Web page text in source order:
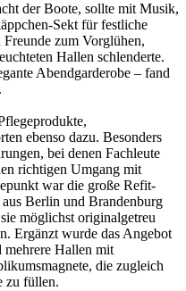
der Boote, sollte mit Musik,
Sekt für festliche
zum Vorglühen,
Hallen schlenderte.
Abendgarderobe – fand
ebenso dazu. Besonders
bei denen Fachleute
richtigen Umgang mit
war die große Refit-
Berlin und Brandenburg
möglichst originalgetreu
Ergänzt wurde das Angebot
Hallen mit
die zugleich
zu füllen.